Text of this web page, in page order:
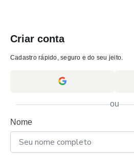
Criar conta
Cadastro rápido, seguro e do seu jeito.
ou
Nome